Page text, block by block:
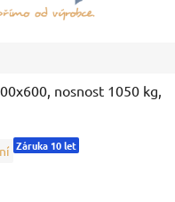
nosnost 1050 kg,
Záruka 10 let